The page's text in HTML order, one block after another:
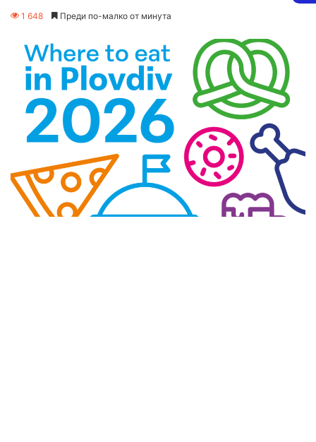
1 648 Преди по-малко от минута